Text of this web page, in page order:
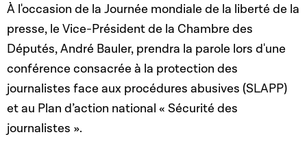
À l'occasion de la Journée mondiale de la liberté de la
presse, le Vice-Président de la Chambre des
Députés, André Bauler, prendra la parole lors d'une
conférence consacrée à la protection des
journalistes face aux procédures abusives (SLAPP)
et au Plan d’action national « Sécurité des
journalistes ».